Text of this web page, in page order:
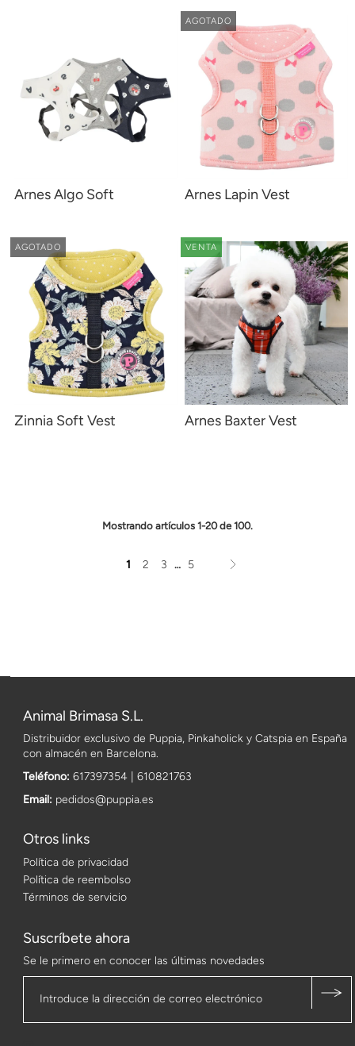
Arnes Algo Soft
AGOTADO
Arnes Lapin Vest
AGOTADO
Zinnia Soft Vest
VENTA
Arnes Baxter Vest
Mostrando artículos 1-20 de 100.
1 2 3 … 5
Animal Brimasa S.L.
Distribuidor exclusivo de Puppia, Pinkaholick y Catspia en España
con almacén en Barcelona.
Teléfono: 617397354 | 610821763
Email: pedidos@puppia.es
Otros links
Política de privacidad
Política de reembolso
Términos de servicio
Suscríbete ahora
Se le primero en conocer las últimas novedades